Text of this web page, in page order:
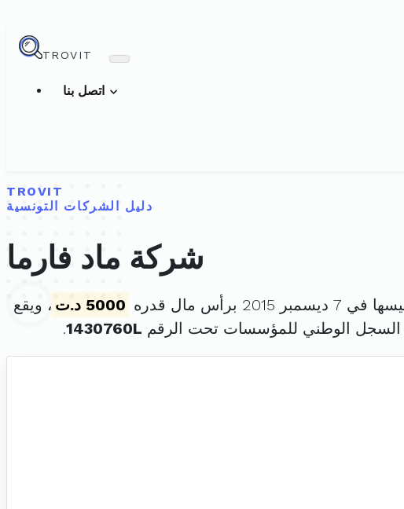
TROVIT
TROVIT
دليل الشركات التونسية
شركة ماد فارما
2015 برأس مال قدره 5000 د.ت
، ويقع
الوطني للمؤسسات تحت الرقم 1430760L
.